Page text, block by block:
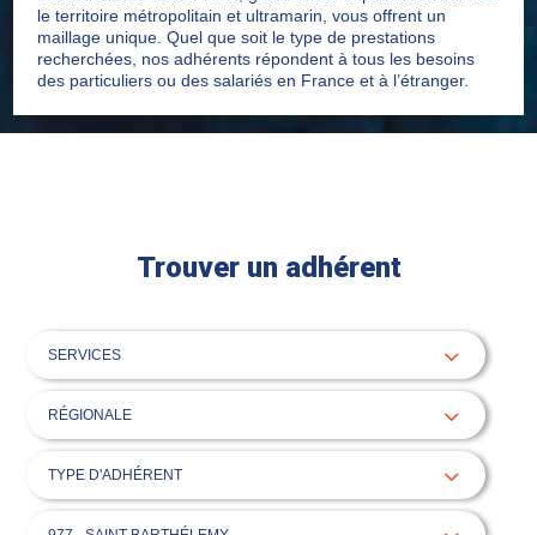
le territoire métropolitain et ultramarin, vous offrent un
maillage unique. Quel que soit le type de prestations
recherchées, nos adhérents répondent à tous les besoins
des particuliers ou des salariés en France et à l’étranger.
Trouver un adhérent